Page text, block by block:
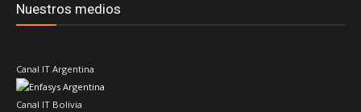
Nuestros medios
Canal IT Argentina
Canal IT Bolivia